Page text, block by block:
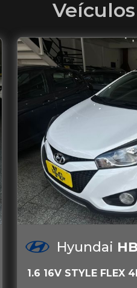
Hyundai
1.6 16V STYLE FLEX